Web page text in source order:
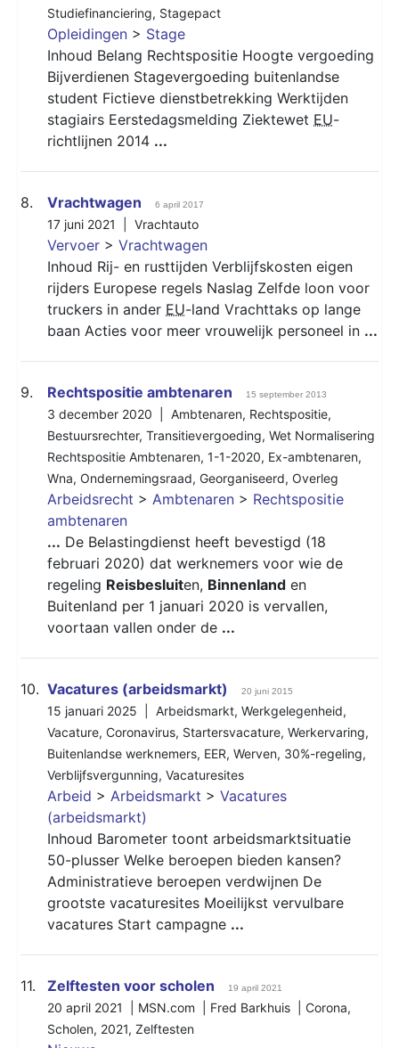
Studiefinanciering, Stagepact
Opleidingen > Stage
Inhoud Belang Rechtspositie Hoogte vergoeding
Bijverdienen Stagevergoeding buitenlandse
student Fictieve dienstbetrekking Werktijden
stagiairs Eerstedagsmelding Ziektewet EU-
richtlijnen 2014 ...
8. Vrachtwagen 6 april 2017
17 juni 2021 | Vrachtauto
Vervoer > Vrachtwagen
Inhoud Rij- en rusttijden Verblijfskosten eigen
rijders Europese regels Naslag Zelfde loon voor
truckers in ander EU-land Vrachttaks op lange
baan Acties voor meer vrouwelijk personeel in ...
9. Rechtspositie ambtenaren 15 september 2013
3 december 2020 | Ambtenaren, Rechtspositie,
Bestuursrechter, Transitievergoeding, Wet Normalisering
Rechtspositie Ambtenaren, 1-1-2020, Ex-ambtenaren,
Wna, Ondernemingsraad, Georganiseerd, Overleg
Arbeidsrecht > Ambtenaren > Rechtspositie
ambtenaren
... De Belastingdienst heeft bevestigd (18
februari 2020) dat werknemers voor wie de
regeling Reisbesluiten, Binnenland en
Buitenland per 1 januari 2020 is vervallen,
voortaan vallen onder de ...
10. Vacatures (arbeidsmarkt) 20 juni 2015
15 januari 2025 | Arbeidsmarkt, Werkgelegenheid,
Vacature, Coronavirus, Startersvacature, Werkervaring,
Buitenlandse werknemers, EER, Werven, 30%-regeling,
Verblijfsvergunning, Vacaturesites
Arbeid > Arbeidsmarkt > Vacatures
(arbeidsmarkt)
Inhoud Barometer toont arbeidsmarktsituatie
50-plusser Welke beroepen bieden kansen?
Administratieve beroepen verdwijnen De
grootste vacaturesites Moeilijkst vervulbare
vacatures Start campagne ...
11. Zelftesten voor scholen 19 april 2021
20 april 2021 | MSN.com | Fred Barkhuis | Corona,
Scholen, 2021, Zelftesten